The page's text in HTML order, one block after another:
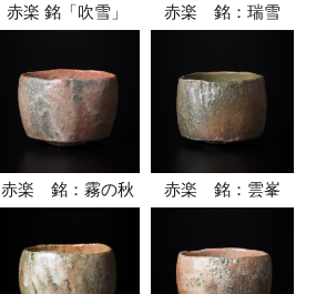
赤楽 銘「吹雪」 赤楽 銘：瑞雪
赤楽 銘：霧の秋 赤楽 銘：雲峯